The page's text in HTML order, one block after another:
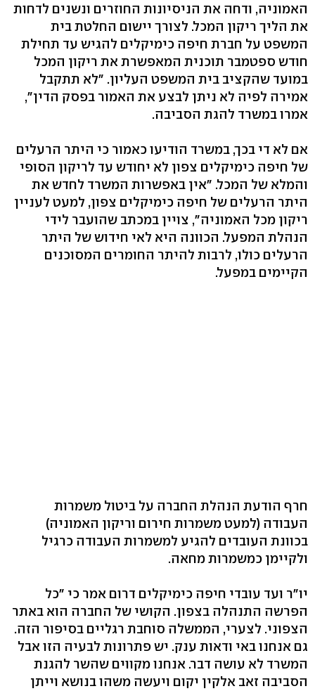
האמוניה, ודחה את הניסיונות החוזרים ונשנים לדחות
את הליך ריקון המכל. לצורך יישום החלטת בית
המשפט על חברת חיפה כימיקלים להגיש עד תחילת
חודש ספטמבר תוכנית המאפשרת את ריקון המכל
במועד שהקציב בית המשפט העליון. "לא תתקבל
אמירה לפיה לא ניתן לבצע את האמור בפסק הדין",
אמרו במשרד להגת הסביבה.
אם לא די בכך, במשרד הודיעו כאמור כי היתר הרעלים
של חיפה כימיקלים צפון לא יחודש עד לריקון הסופי
והמלא של המכל. "אין באפשרות המשרד לחדש את
היתר הרעלים של חיפה כימיקלים צפון, למעט לעניין
ריקון מכל האמוניה", צויין במכתב שהועבר לידי
הנהלת המפעל. הכוונה היא לאי חידוש של היתר
הרעלים כולו, לרבות להיתר החומרים המסוכנים
הקיימים במפעל.
חרף הודעת הנהלת החברה על ביטול משמרות
העבודה (למעט משמרות חירום וריקון האמוניה)
בכוונת העובדים להגיע למשמרות העבודה כרגיל
ולקיימן כמשמרות מחאה.
יו"ר ועד עובדי חיפה כימיקלים דרום אמר כי "כל
הפרשה התנהלה בצפון. הקושי של החברה הוא באתר
הצפוני. לצערי, הממשלה סוחבת רגליים בסיפור הזה.
גם אנחנו באי ודאות ענק. יש פתרונות לבעיה הזו אבל
המשרד לא עושה דבר. אנחנו מקווים שהשר להגנת
הסביבה זאב אלקין יקום ויעשה משהו בנושא וייתן